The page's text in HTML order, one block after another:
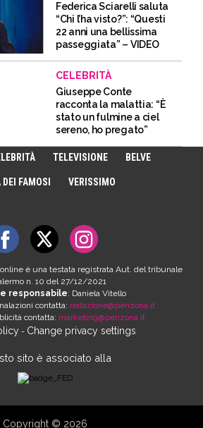
Federica Sciarelli saluta
“Chi l’ha visto?”: “Questi
22 anni una bellissima
passeggiata” – VIDEO
CELEBRITÀ
Giuseppe Conte
racconta la malattia: “È
stato un fulmine a ciel
sereno, ho pregato”
TELEVISIONE BELVE
DEI FAMOSI VERISSIMO
è una testata registrata Aut. del tribunale
n. 10 del 27/12/2021
responsabile: Daniela Vitello
contatta: redazione@perizona.it
contatta: marketing@perizona.it
- Change privacy settings
sito è associato alla
Copyright © 2026